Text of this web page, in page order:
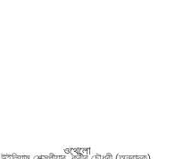
ওথেলো